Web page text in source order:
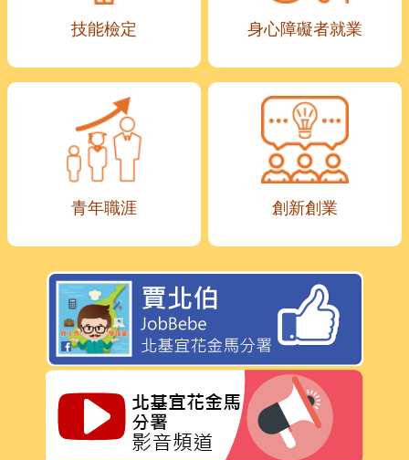
技能檢定 身心障礙者就業
青年職涯 創新創業